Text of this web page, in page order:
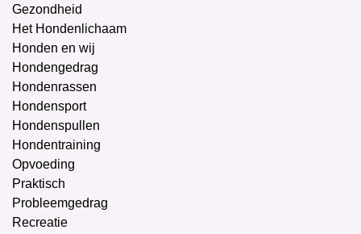
Gezondheid
Het Hondenlichaam
Honden en wij
Hondengedrag
Hondenrassen
Hondensport
Hondenspullen
Hondentraining
Opvoeding
Praktisch
Probleemgedrag
Recreatie